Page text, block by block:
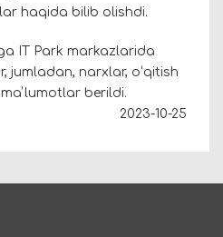
haqida bilib olishdi.
IT Park markazlarida
jumladan, narxlar, oʻqitish
berildi.
2023-10-25